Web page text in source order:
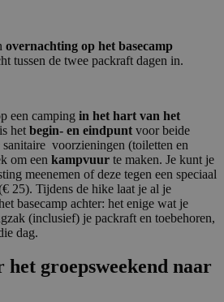
overnachting op het basecamp
tussen de twee packraft dagen in.
een camping in het hart van het
het begin- en eindpunt voor beide
voorzieningen (toiletten en
om een kampvuur te maken. Je kunt je
meenemen of deze tegen een speciaal
25). Tijdens de hike laat je al je
basecamp achter: het enige wat je
(inclusief) je packraft en toebehoren,
dag.
groepsweekend naar